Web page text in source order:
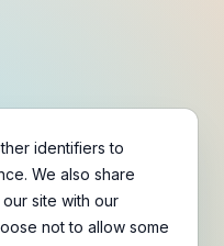
identifiers to
We also share
site with our
not to allow some